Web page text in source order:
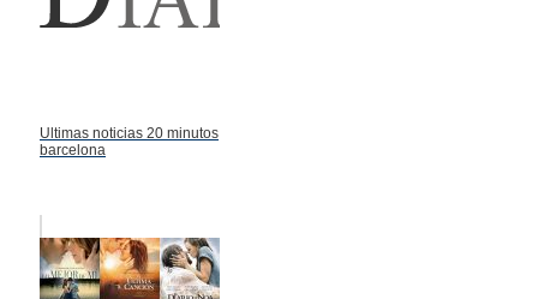
Ultimas noticias 20 minutos
barcelona